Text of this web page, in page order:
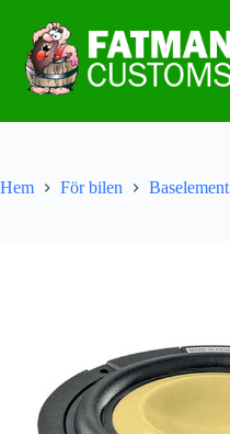
Hem För bilen Baselement